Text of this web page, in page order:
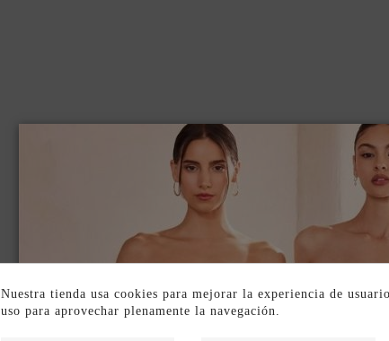
Nuestra tienda usa cookies para mejorar la experiencia de
uso para aprovechar plenamente la navegación.